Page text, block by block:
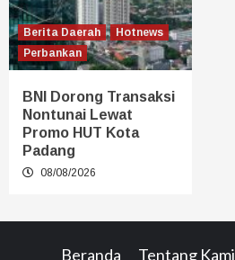
Berita Daerah
Hotnews
Perbankan
BNI Dorong Transaksi
Nontunai Lewat
Promo HUT Kota
Padang
08/08/2026
Beranda Tentang Kami